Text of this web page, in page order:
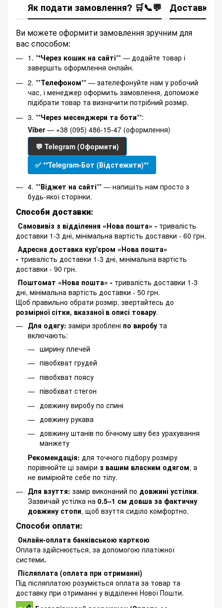
Як подати замовлення? 🛒📞💬 Доставка
Ви можете оформити замовлення зручним для
вас способом:
1. **Через кошик на сайті** — додайте товар і
завершіть оформлення онлайн.
2. **Телефоном** — зателефонуйте нам у робочий
час, і менеджер оформить замовлення, допоможе
підібрати товар та визначити потрібний розмір.
3. **Через месенджери та боти**:
Viber— +38 (095) 486-15-47 (оформлення)
💬 Telegram (Оформити)
✅ **Telegram-Бот (Відстежити)**
4. **Віджет на сайті** — напишіть нам просто з
будь-якої сторінки.
Способи доставки:
Самовивіз з відділення «Нова пошта» - тривалість
доставки 1-3 дні, мінімальна вартість доставки - 60 грн.
Адресна доставка кур'єром «Нова пошта»
- тривалість доставки 1-3 дні, мінімальна вартість
доставки - 90 грн.
Поштомат «Нова пошта» - тривалість доставки 1-3
дні, мінімальна вартість доставки - 50 грн.
Щоб правильно обрати розмір, звертайтесь до
розмірної сітки, вказаної в описі товару.
Для одягу: заміри зроблені по виробу та
включають:
ширину плечей
півобхват грудей
півобхват поясу
півобхват стегон
довжину виробу по спині
довжину рукава
довжину штанів по бічному шву без урахування
манжету
Рекомендація: для точного підбору розміру
порівнюйте ці заміри з вашим власним одягом, а
не вимірюйте себе по тілу.
Для взуття: замір виконаний по довжині устілки.
Зазвичай устілка на 0.5–1 см довша за фактичну
довжину стопи, щоб взуття сиділо комфортно.
Способи оплати:
Онлайн-оплата банківською карткою
Оплата здійснюється, за допомогою платіжної
системи.
Післяплата (оплата при отриманні)
Під післяплатою розуміється оплата за товар та
доставку при отриманні у відділенні Нової Пошти.